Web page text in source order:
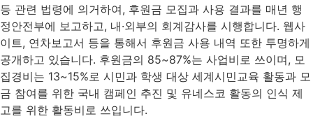
등 관련 법령에 의거하여, 후원금 모집과 사용 결과를 매년 행
정안전부에 보고하고, 내·외부의 회계감사를 시행합니다. 웹사
이트, 연차보고서 등을 통해서 후원금 사용 내역 또한 투명하게
공개하고 있습니다. 후원금의 85~87%는 사업비로 쓰이며, 모
집경비는 13~15%로 시민과 학생 대상 세계시민교육 활동과 모
금 참여를 위한 국내 캠페인 추진 및 유네스코 활동의 인식 제
고를 위한 활동비로 쓰입니다.